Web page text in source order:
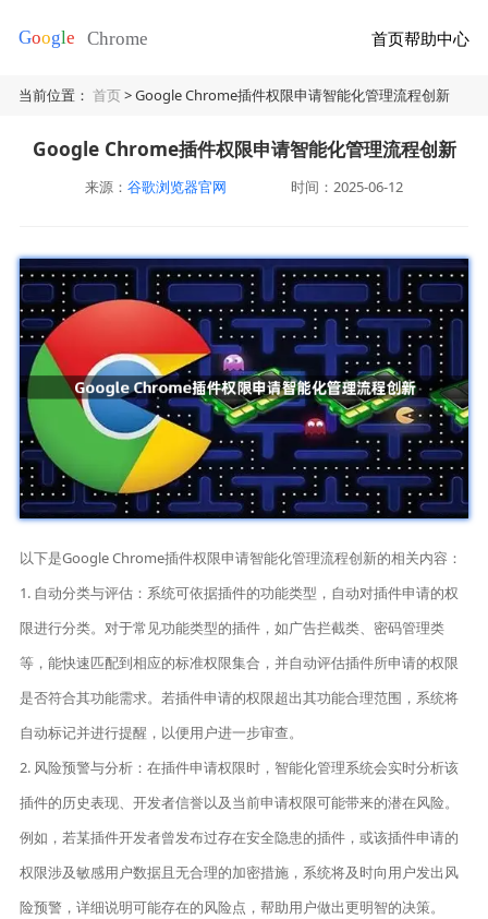
首页帮助中心
当前位置：首页> Google Chrome插件权限申请智能化管理流程创新
Google Chrome插件权限申请智能化管理流程创新
来源： 谷歌浏览器官网 时间：2025-06-12
以下是Google Chrome插件权限申请智能化管理流程创新的相关内容：
1. 自动分类与评估：系统可依据插件的功能类型，自动对插件申请的权
限进行分类。对于常见功能类型的插件，如广告拦截类、密码管理类
等，能快速匹配到相应的标准权限集合，并自动评估插件所申请的权限
是否符合其功能需求。若插件申请的权限超出其功能合理范围，系统将
自动标记并进行提醒，以便用户进一步审查。
2. 风险预警与分析：在插件申请权限时，智能化管理系统会实时分析该
插件的历史表现、开发者信誉以及当前申请权限可能带来的潜在风险。
例如，若某插件开发者曾发布过存在安全隐患的插件，或该插件申请的
权限涉及敏感用户数据且无合理的加密措施，系统将及时向用户发出风
险预警，详细说明可能存在的风险点，帮助用户做出更明智的决策。